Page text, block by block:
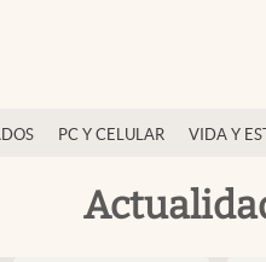
PC Y CELULAR VIDA Y